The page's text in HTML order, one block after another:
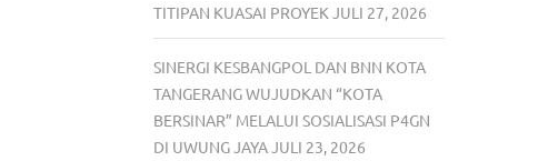
TITIPAN KUASAI PROYEK JULI 27, 2026
SINERGI KESBANGPOL DAN BNN KOTA
TANGERANG WUJUDKAN “KOTA
BERSINAR” MELALUI SOSIALISASI P4GN
DI UWUNG JAYAJULI 23, 2026